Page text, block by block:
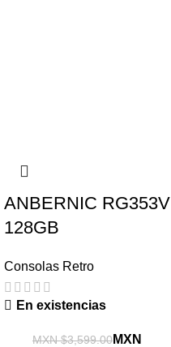
ANBERNIC RG353V
128GB
Consolas Retro
En existencias
MXN $3,599.00MXN